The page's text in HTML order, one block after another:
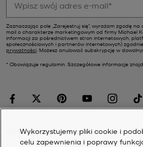
Zaznaczając pole „Zarejestruj się”, wyrażam zgodę
mail o charakterze marketingowym od firmy Michael
informacji za pośrednictwem stron internetowych,
społecznościowych i partnerów internetowych)
prywatności. Możesz anulować subskrypcję w
* Obowiązuje regulamin. Szczegółowe informacje
OBSŁUGA KLIENTA
Wykorzystujemy pliki cookie i
celu zapewnienia i poprawy